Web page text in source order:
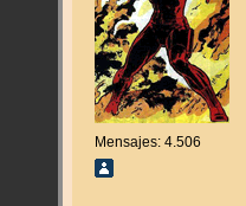
Mensajes: 4.506